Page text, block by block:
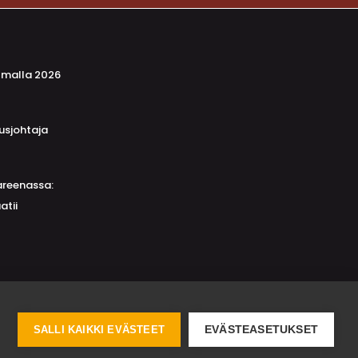
2026
SALLI KAIKKI EVÄSTEET EVÄSTEASETUKSET